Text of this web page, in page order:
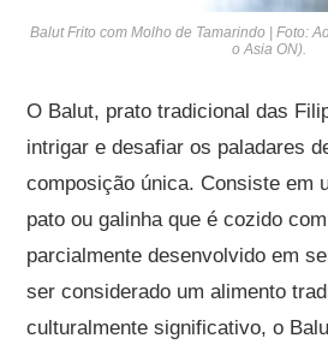
Balut Frito com Molho de Tamarindo | Foto:
o Asia ON).
O Balut, prato tradicional das
intrigar e desafiar os paladares
composição única. Consiste em
pato ou galinha que é cozido
parcialmente desenvolvido em
ser considerado um alimento
culturalmente significativo, o